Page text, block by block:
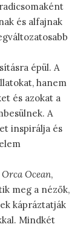
és alfajnak
épül. A
hanem
és azokat a
A
inspirálja és
Orca Ocean,
meg a nézők,
kápráztatják
Mindkét